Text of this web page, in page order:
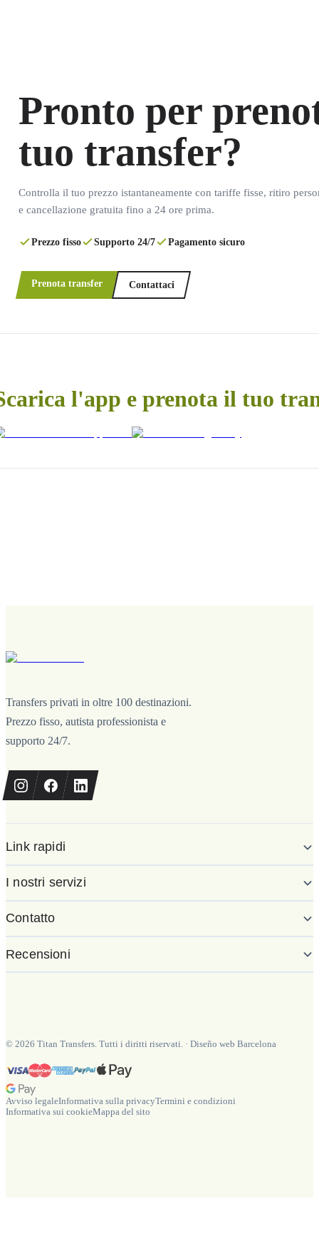
Pronto per
tuo transfer?
Controlla il tuo prezzo istantaneamente con tariffe fisse, ritiro
e cancellazione gratuita fino a 24 ore prima.
Prezzo fisso Supporto 24/7 Pagamento sicuro
Prenota transfer Contattaci
l'app e prenota il tuo
Transfers privati in oltre 100 destinazioni.
Prezzo fisso, autista professionista e
supporto 24/7.
Link rapidi
I nostri servizi
Contatto
Recensioni
© 2026 Titan Transfers. Tutti i diritti riservati. · Diseño web Barcelona
Avviso legaleInformativa sulla privacyTermini e condizioni
Informativa sui cookieMappa del sito